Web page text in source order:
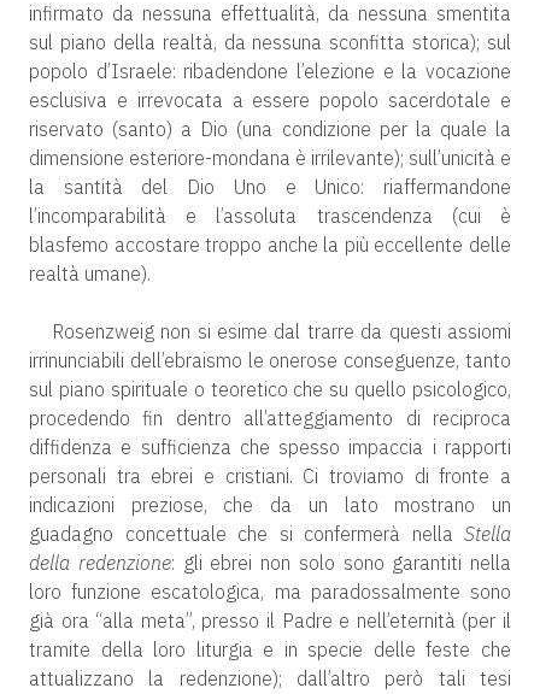
infirmato da nessuna effettualità, da nessuna smentita
sul piano della realtà, da nessuna sconfitta storica); sul
popolo d’Israele: ribadendone l’elezione e la vocazione
esclusiva e irrevocata a essere popolo sacerdotale e
riservato (santo) a Dio (una condizione per la quale la
dimensione esteriore-mondana è irrilevante); sull’unicità e
la santità del Dio Uno e Unico: riaffermandone
l’incomparabilità e l’assoluta trascendenza (cui è
blasfemo accostare troppo anche la più eccellente delle
realtà umane).
Rosenzweig non si esime dal trarre da questi assiomi
irrinunciabili dell’ebraismo le onerose conseguenze, tanto
sul piano spirituale o teoretico che su quello psicologico,
procedendo fin dentro all’atteggiamento di reciproca
diffidenza e sufficienza che spesso impaccia i rapporti
personali tra ebrei e cristiani. Ci troviamo di fronte a
indicazioni preziose, che da un lato mostrano un
guadagno concettuale che si confermerà nella Stella
della redenzione: gli ebrei non solo sono garantiti nella
loro funzione escatologica, ma paradossalmente sono
già ora “alla meta”, presso il Padre e nell’eternità (per il
tramite della loro liturgia e in specie delle feste che
attualizzano la redenzione); dall’altro però tali tesi